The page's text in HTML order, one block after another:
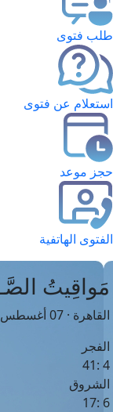
طلب فتوى
استعلام عن فتوى
حجز موعد
الفتوى الهاتفية
مَواقِيتُ
القاهرة · 07 أغسطس 2026 م
الفجر
4 :41
الشروق
6 :17